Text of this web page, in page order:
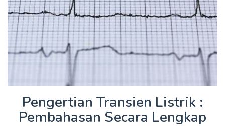
Pengertian Transien Listrik :
Pembahasan Secara Lengkap